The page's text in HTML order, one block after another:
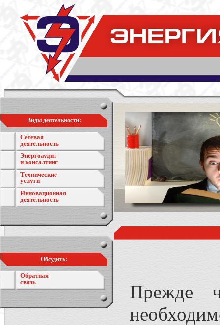
Виды деятельности:
Сетевая
деятельность
Энергоаудит
и консалтинг
Технические
услуги
Инновационная
деятельность
Обсудить:
Обратная
связь
Прежде